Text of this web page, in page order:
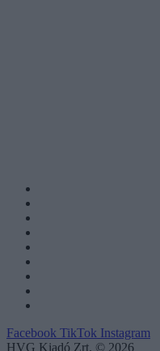
Facebook TikTok Instagram
HVG Kiadó Zrt. © 2026